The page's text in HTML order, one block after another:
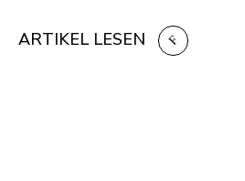
ARTIKEL LESEN